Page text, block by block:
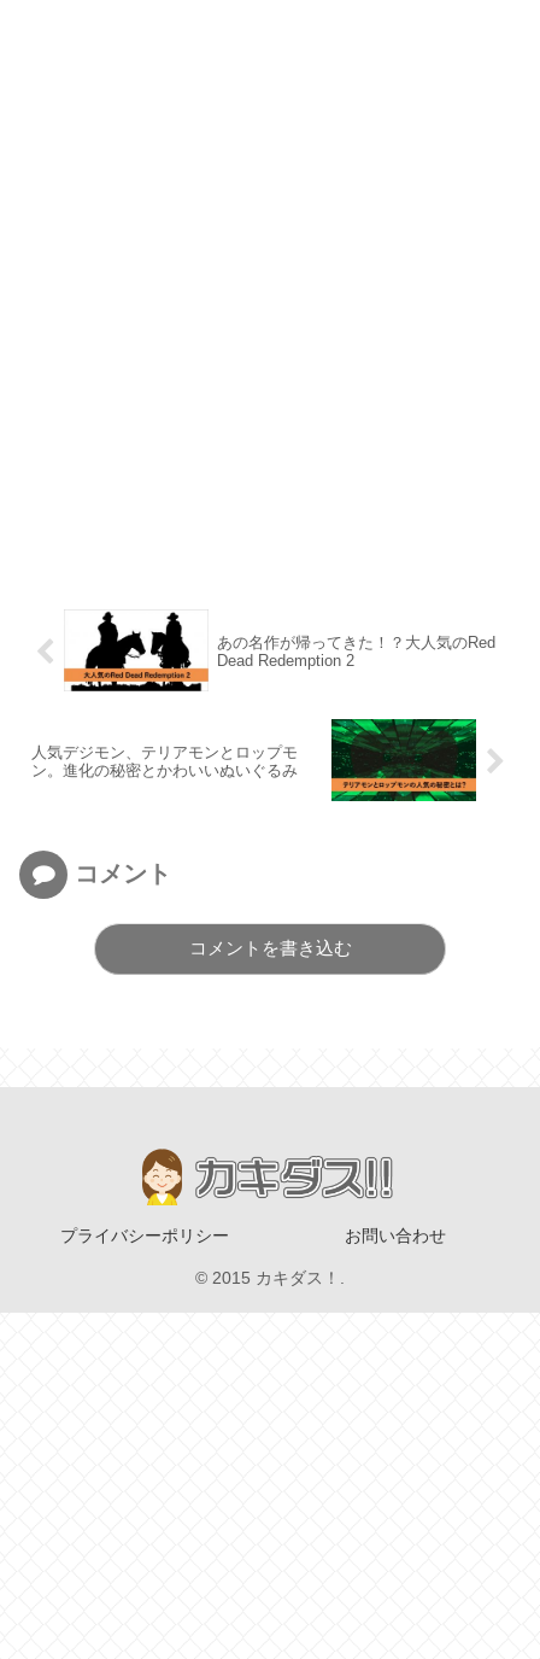
あの名作が帰ってきた！？大人気のRed
Dead Redemption 2
人気デジモン、テリアモンとロップモ
ン。進化の秘密とかわいいぬいぐるみ
コメント
コメントを書き込む
プライバシーポリシー お問い合わせ
© 2015 カキダス！.